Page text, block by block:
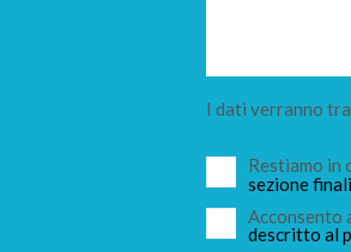
I dati verranno
Restiamo in
sezione
Acconsento
descritto al